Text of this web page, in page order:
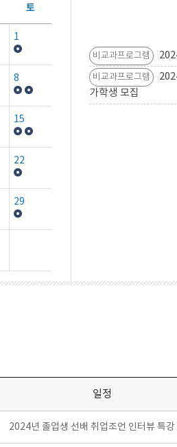
토
1
8
15
22
29
비교과프로그램
비교과프로그램
가학생 모집
일정
2024년 졸업생 선배 취업조언 인터뷰 특강